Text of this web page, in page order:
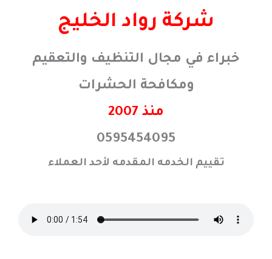
شركة رواد الخليج
خبراء في مجال التنظيف والتعقيم
ومكافحة الحشرات
منذ 2007
0595454095
تقييم الخدمه المقدمه لأحد العملاء